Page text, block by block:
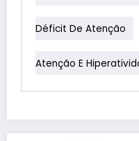
Déficit De Atenção
Atenção E